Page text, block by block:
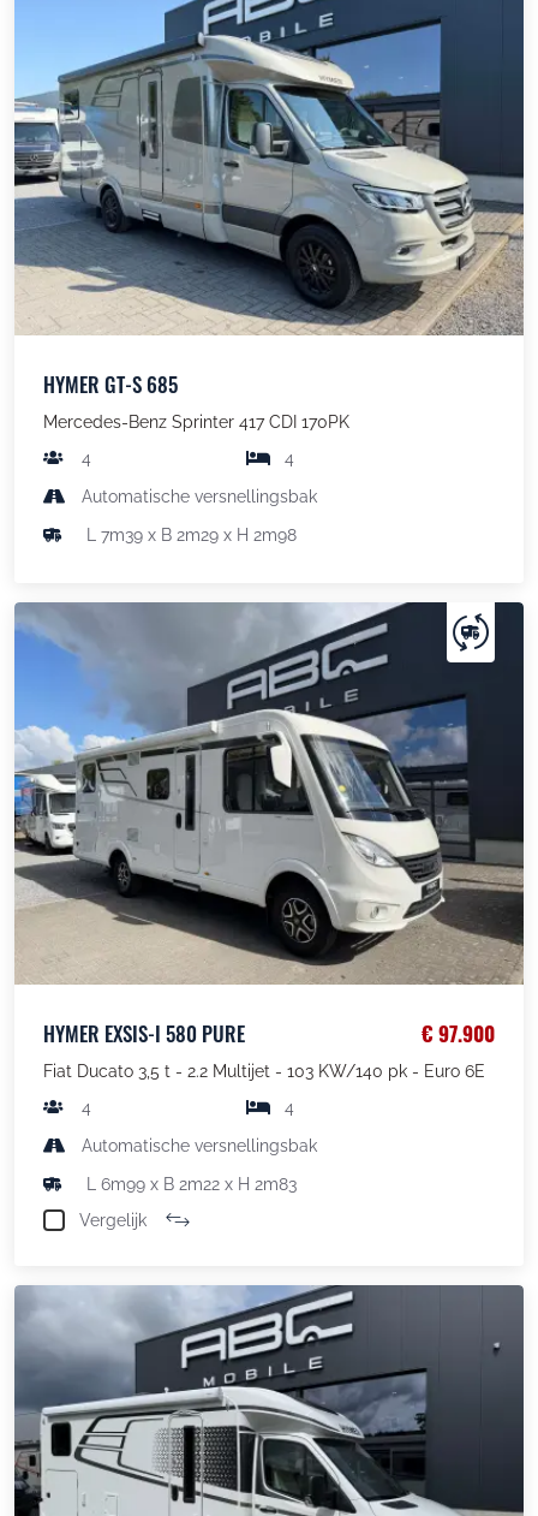
HYMER GT-S 685
Mercedes-Benz Sprinter 417 CDI 170PK
4
4
Automatische versnellingsbak
L 7m39 x B 2m29 x H 2m98
HYMER EXSIS-I 580 PURE € 97.900
Fiat Ducato 3,5 t - 2.2 Multijet - 103 KW/140 pk - Euro 6E
4
4
Automatische versnellingsbak
L 6m99 x B 2m22 x H 2m83
Vergelijk